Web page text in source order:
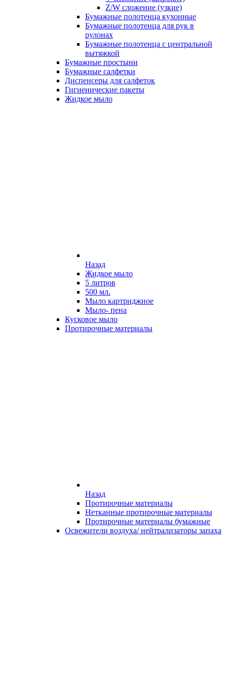
Z/W сложение (узкие)
Бумажные полотенца кухонные
Бумажные полотенца для рук в
рулонах
Бумажные полотенца с центральной
вытяжкой
Бумажные простыни
Бумажные салфетки
Диспенсеры для салфеток
Гигиенические пакеты
Жидкое мыло
Назад
Жидкое мыло
5 литров
500 мл.
Мыло картриджное
Мыло- пена
Кусковое мыло
Протирочные материалы
Назад
Протирочные материалы
Нетканные протирочные материалы
Протирочные материалы бумажные
Освежители воздуха/ нейтрализаторы запаха